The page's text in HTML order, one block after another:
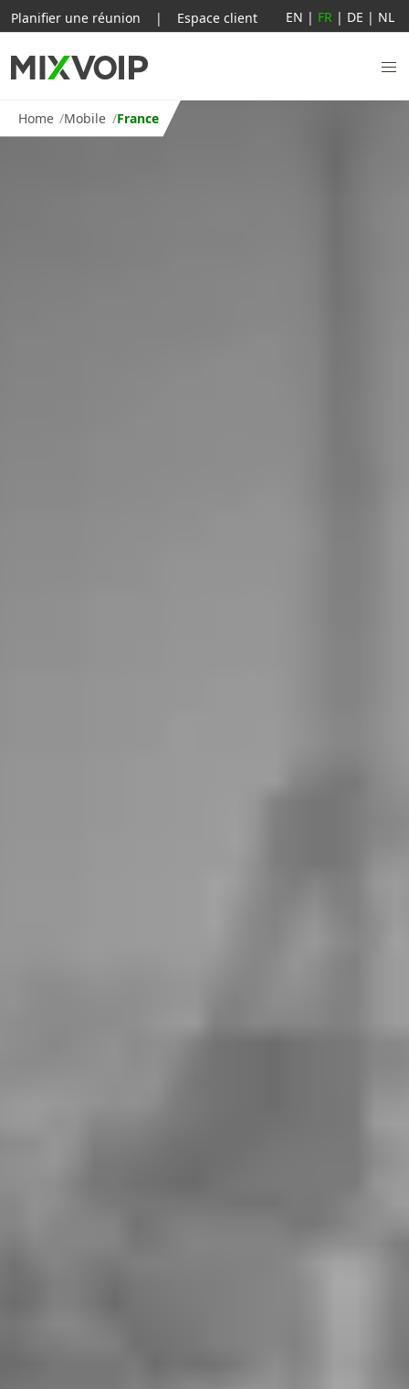
Home Mobile France
Planifier une réunion | Espace client EN | FR | DE | NL